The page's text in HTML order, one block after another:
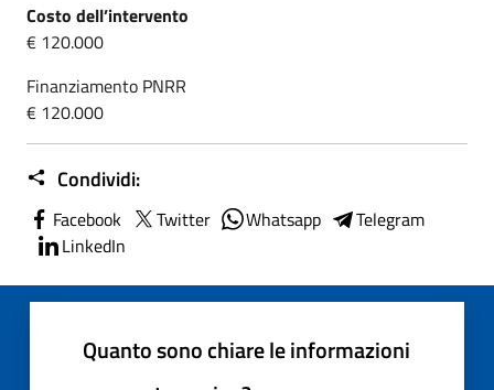
Costo dell’intervento
€ 120.000
Finanziamento PNRR
€ 120.000
Condividi:
Facebook Twitter Whatsapp
Telegram
LinkedIn
Quanto sono chiare le informazioni